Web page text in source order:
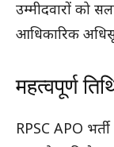
उम्मीदवारों को
आधिकारिक
महत्वपूर्ण
RPSC APO